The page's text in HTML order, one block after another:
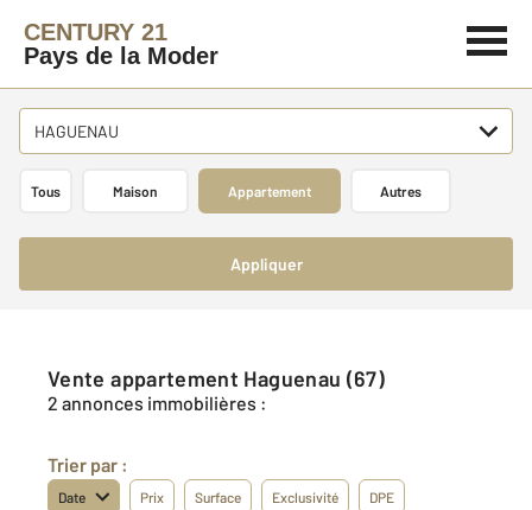
CENTURY 21
Pays de la Moder
HAGUENAU
Tous Maison Appartement Autres
Appliquer
Vente appartement Haguenau (67)
2 annonces immobilières :
Trier par :
Date Prix Surface Exclusivité DPE